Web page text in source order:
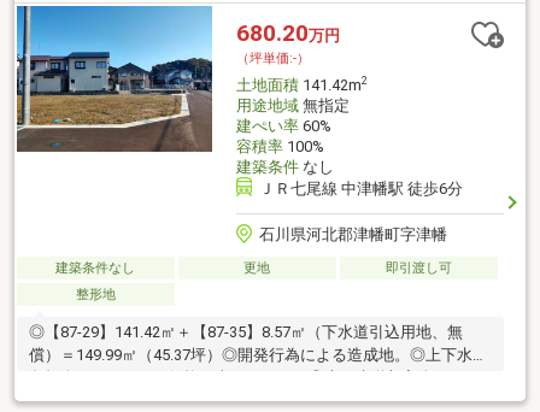
680.20万円
（坪単価:-）
土地面積141.42m2
用途地域無指定
建ぺい率60%
容積率100%
建築条件なし
ＪＲ七尾線 中津幡駅 徒歩6分
石川県河北郡津幡町字津幡
建築条件なし 更地
即引渡し可
整形地
◎【87-29】141.42㎡＋【87-35】8.57㎡（下水道引込用地、無
償）＝149.99㎡（45.37坪）◎開発行為による造成地。◎上下水道
円は津幡役場へお支払いください。